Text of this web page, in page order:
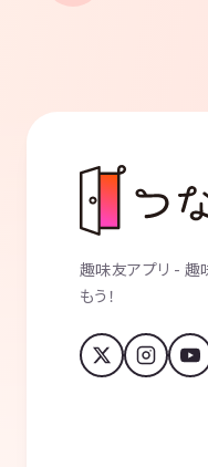
趣味友アプリ - 趣
もう！